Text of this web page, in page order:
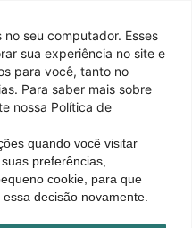
seu computador. Esses
sua experiência no site e
para você, tanto no
Para saber mais sobre
nossa Política de
quando você visitar
preferências,
cookie, para que
decisão novamente.